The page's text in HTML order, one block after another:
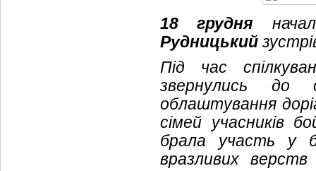
18 грудня
Рудницький
Під час
звернулись до
облаштування
сімей учасників
брала участь у
вразливих